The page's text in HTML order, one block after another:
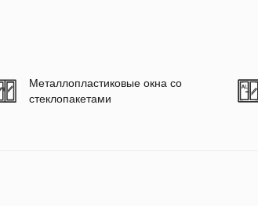
Металлопластиковые окна со
стеклопакетами